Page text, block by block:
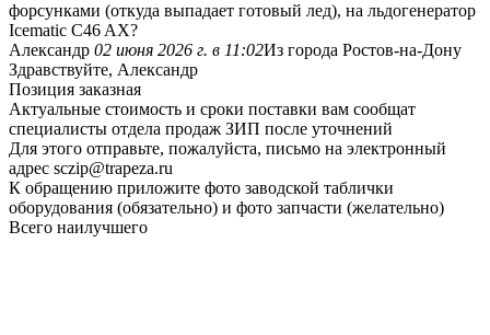
форсунками (откуда выпадает готовый лед), на льдогенератор
Icematic C46 AX?
Александр 02 июня 2026 г. в 11:02Из города Ростов-на-Дону
Здравствуйте, Александр
Позиция заказная
Актуальные стоимость и сроки поставки вам сообщат
специалисты отдела продаж ЗИП после уточнений
Для этого отправьте, пожалуйста, письмо на электронный
адрес sczip@trapeza.ru
К обращению приложите фото заводской таблички
оборудования (обязательно) и фото запчасти (желательно)
Всего наилучшего